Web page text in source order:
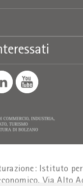
Istituto per
Via Alto